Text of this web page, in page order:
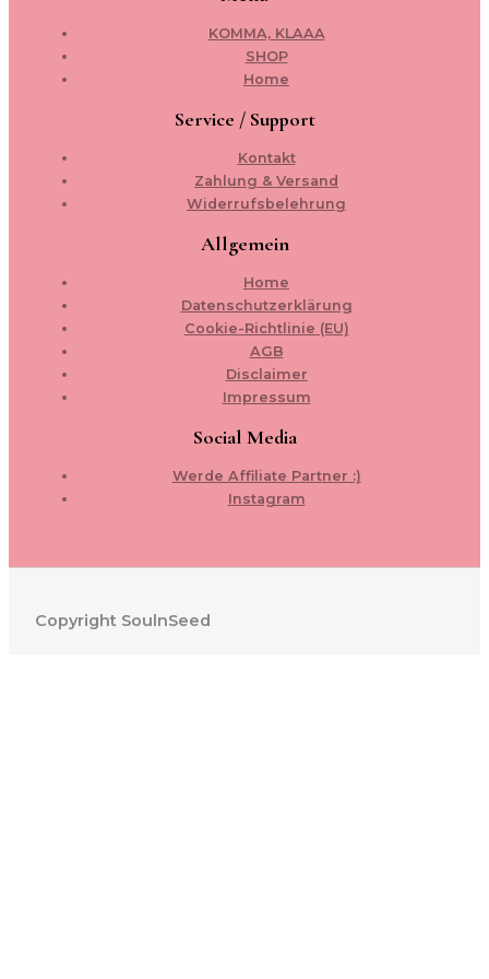
KOMMA, KLAAA
SHOP
Home
Service / Support
Kontakt
Zahlung & Versand
Widerrufsbelehrung
Allgemein
Home
Datenschutzerklärung
Cookie-Richtlinie (EU)
AGB
Disclaimer
Impressum
Social Media
Werde Affiliate Partner :)
Instagram
Copyright SoulnSeed